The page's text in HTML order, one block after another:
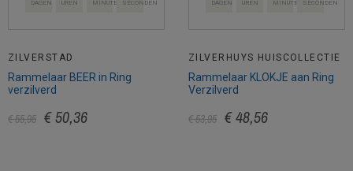
DAGEN UREN MINUTEN SECONDEN
ZILVERSTAD
Rammelaar BEER in Ring
verzilverd
€ 55,95 € 50,36
DAGEN UREN MINUTEN SECONDEN
ZILVERHUYS HUISCOLLECTIE
Rammelaar KLOKJE aan Ring
Verzilverd
€ 53,95 € 48,56